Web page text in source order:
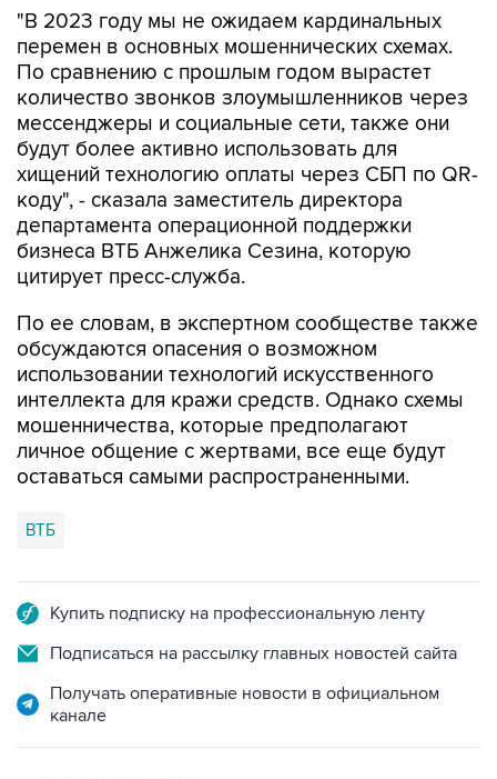
"В 2023 году мы не ожидаем кардинальных
перемен в основных мошеннических схемах.
По сравнению с прошлым годом вырастет
количество звонков злоумышленников через
мессенджеры и социальные сети, также они
будут более активно использовать для
хищений технологию оплаты через СБП по QR-
коду", - сказала заместитель директора
департамента операционной поддержки
бизнеса ВТБ Анжелика Сезина, которую
цитирует пресс-служба.
По ее словам, в экспертном сообществе также
обсуждаются опасения о возможном
использовании технологий искусственного
интеллекта для кражи средств. Однако схемы
мошенничества, которые предполагают
личное общение с жертвами, все еще будут
оставаться самыми распространенными.
ВТБ
Купить подписку на профессиональную ленту
Подписаться на рассылку главных новостей сайта
Получать оперативные новости в официальном
канале